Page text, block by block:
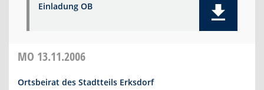
Einladung OB
MO 13.11.2006
Ortsbeirat des Stadtteils Erksdorf